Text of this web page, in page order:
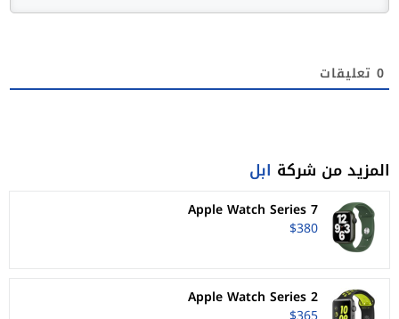
0 تعليقات
المزيد من شركة ابل
Apple Watch Series 7
$380
Apple Watch Series 2